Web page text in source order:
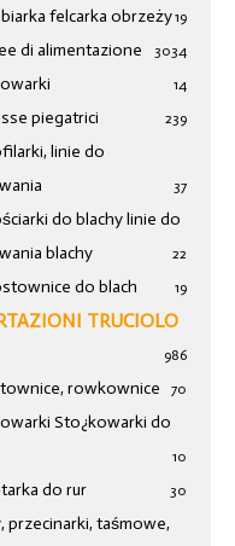
19
felcarka obrzeży
34
di alimentazione 30
14
piegatrici 239
linie do
37
do blachy linie do
blachy
22
do blach 19
TRUCIOLO
986
rowkownice 70
Sto¿kowarki do
10
do rur 30
przecinarki, taśmowe,